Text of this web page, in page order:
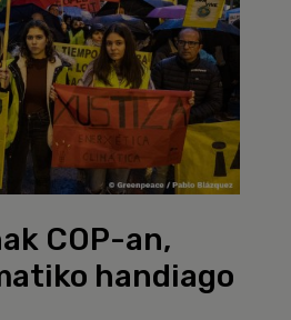
COP-an,
handiago